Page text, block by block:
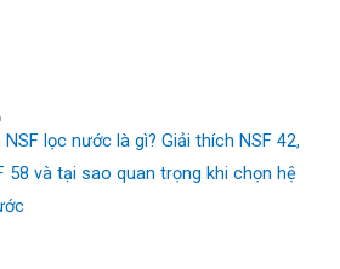
lọc nước là gì? Giải thích NSF 42,
58 và tại sao quan trọng khi chọn hệ